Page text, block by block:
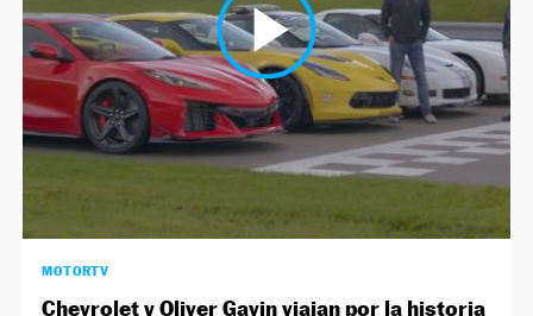
MOTORTV
Chevrolet y Oliver Gavin viajan por la historia